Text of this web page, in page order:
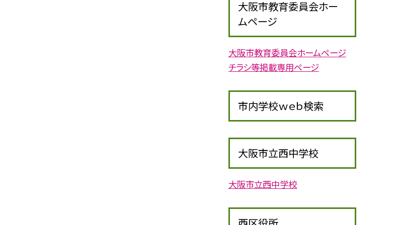
大阪市教育委員会ホー
ムページ
大阪市教育委員会ホームページ
チラシ等掲載専用ページ
市内学校ｗｅｂ検索
大阪市立西中学校
大阪市立西中学校